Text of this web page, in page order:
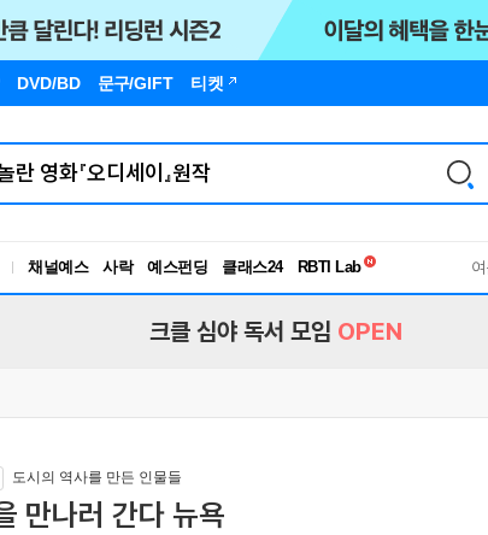
DVD/BD 문구/GIFT 티켓
채널예스 사락 예스펀딩 클래스24
독서유형검사
크클 심야 독서 모임 OPEN
도시의 역사를 만든 인물들
만나러 간다 뉴욕